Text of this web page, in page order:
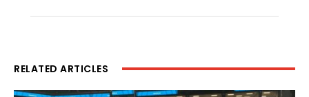
RELATED ARTICLES